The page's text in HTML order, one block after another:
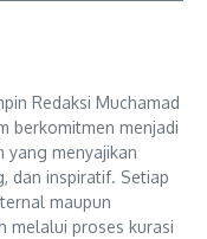
Redaksi Muchamad
berkomitmen menjadi
yang menyajikan
dan inspiratif. Setiap
maupun
proses kurasi